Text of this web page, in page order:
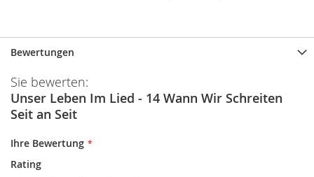
Bewertungen
Sie bewerten:
Unser Leben Im Lied - 14 Wann Wir Schreiten
Seit an Seit
Ihre Bewertung
Rating